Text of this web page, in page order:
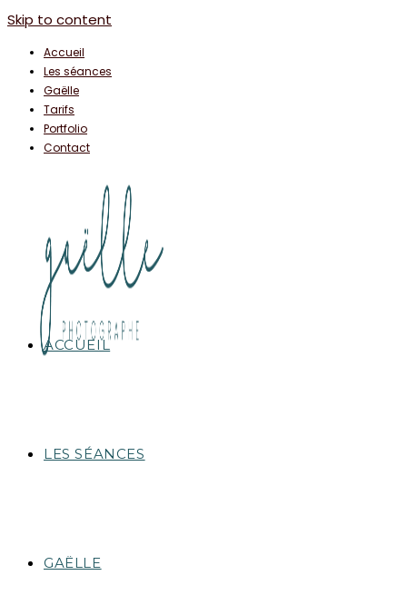
Skip to content
Accueil
Les séances
Gaëlle
Tarifs
Portfolio
Contact
ACCUEIL
LES SÉANCES
GAËLLE